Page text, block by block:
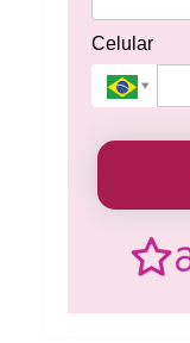
Celular